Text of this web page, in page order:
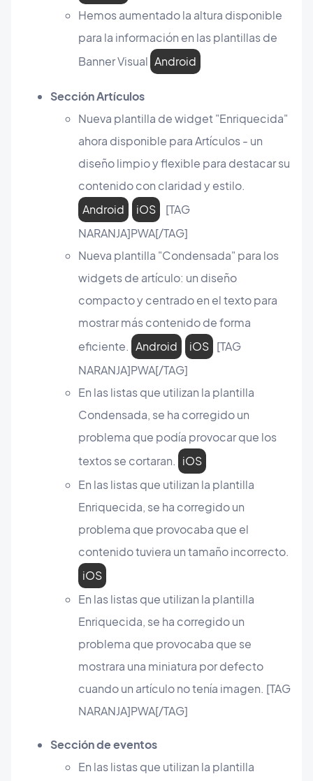
Hemos aumentado la altura disponible
para la información en las plantillas de
Banner Visual Android
Sección Artículos
Nueva plantilla de widget "Enriquecida"
ahora disponible para Artículos - un
diseño limpio y flexible para destacar su
contenido con claridad y estilo.
Android
iOS
[TAG
NARANJA]PWA[/TAG]
Nueva plantilla "Condensada" para los
widgets de artículo: un diseño
compacto y centrado en el texto para
mostrar más contenido de forma
eficiente. Android iOS [TAG
NARANJA]PWA[/TAG]
En las listas que utilizan la plantilla
Condensada, se ha corregido un
problema que podía provocar que los
textos se cortaran. iOS
En las listas que utilizan la plantilla
Enriquecida, se ha corregido un
problema que provocaba que el
contenido tuviera un tamaño incorrecto.
iOS
En las listas que utilizan la plantilla
Enriquecida, se ha corregido un
problema que provocaba que se
mostrara una miniatura por defecto
cuando un artículo no tenía imagen. [TAG
NARANJA]PWA[/TAG]
Sección de eventos
En las listas que utilizan la plantilla